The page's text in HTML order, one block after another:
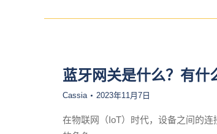
蓝牙网关是什么？有什
Cassia 2023年11月7日
在物联网（IoT）时代，设备之间的